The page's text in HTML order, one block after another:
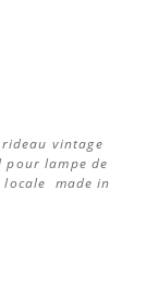
vintage
lampe de
made in